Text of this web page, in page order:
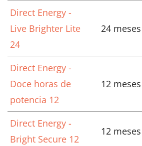
Direct Energy -
Live Brighter Lite
24
24 meses
Direct Energy -
Doce horas de
potencia 12
12 meses
Direct Energy -
Bright Secure 12
12 meses